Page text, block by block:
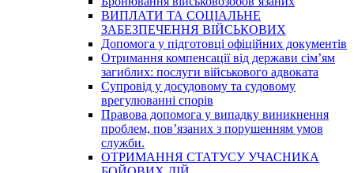
ВИПЛАТИ ТА СОЦІАЛЬНЕ
ЗАБЕЗПЕЧЕННЯ ВІЙСЬКОВИХ
Допомога у підготовці офіційних документів
Отримання компенсації від держави сім’ям
загиблих: послуги військового адвоката
Супровід у досудовому та судовому
врегулюванні спорів
Правова допомога у випадку виникнення
проблем, пов’язаних з порушенням умов
служби.
ОТРИМАННЯ СТАТУСУ УЧАСНИКА